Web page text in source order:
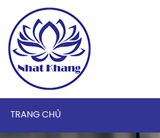
TRANG CHỦ